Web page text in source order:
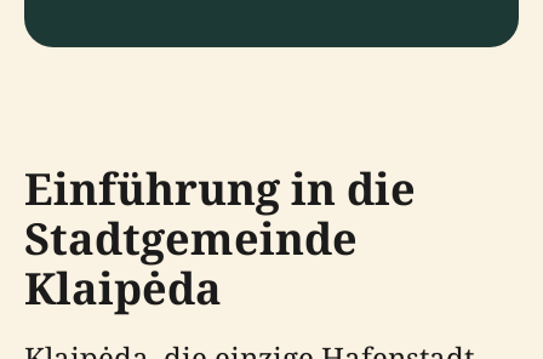
Einführung in die
Stadtgemeinde
Klaipėda